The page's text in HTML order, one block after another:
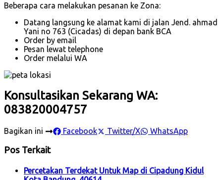
Beberapa cara melakukan pesanan ke Zona:
Datang langsung ke alamat kami di jalan Jend. ahmad
Yani no 763 (Cicadas) di depan bank BCA
Order by email
Pesan lewat telephone
Order melalui WA
Konsultasikan Sekarang WA:
083820004757
Bagikan ini Facebook Twitter/X WhatsApp
Pos Terkait
Percetakan Terdekat Untuk Map di Cipadung Kidul